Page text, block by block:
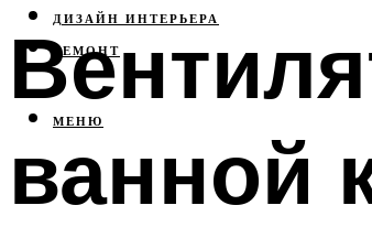
ДИЗАЙН ИНТЕРЬЕРА
РЕМОНТ
МЕНЮ
ванной